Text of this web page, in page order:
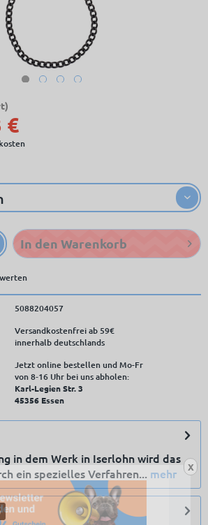
€
In den Warenkorb
5088204057
Versandkostenfrei ab 59€
innerhalb deutschlands
Jetzt online bestellen und Mo-Fr
von 8‑16 Uhr bei uns abholen:
Karl-Legien Str. 3
45356 Essen
in dem Werk in Iserlohn wird das
ein spezielles Verfahren... mehr X